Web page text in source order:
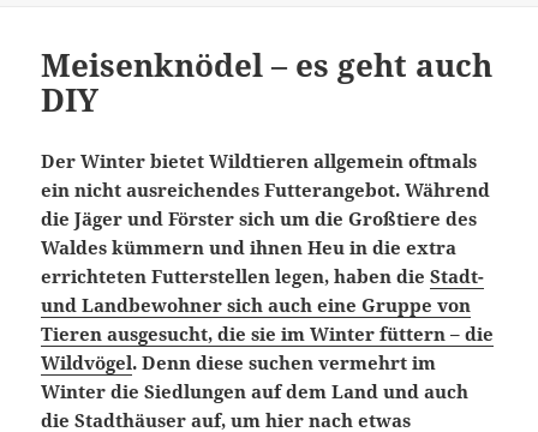
Meisenknödel – es geht auch
DIY
Der Winter bietet Wildtieren allgemein oftmals
ein nicht ausreichendes Futterangebot. Während
die Jäger und Förster sich um die Großtiere des
Waldes kümmern und ihnen Heu in die extra
errichteten Futterstellen legen, haben dieStadt-
und Landbewohner sich auch eine Gruppe von
Tieren ausgesucht, die sie im Winter füttern – die
Wildvögel. Denn diese suchen vermehrt im
Winter die Siedlungen auf dem Land und auch
die Stadthäuser auf, um hier nach etwas